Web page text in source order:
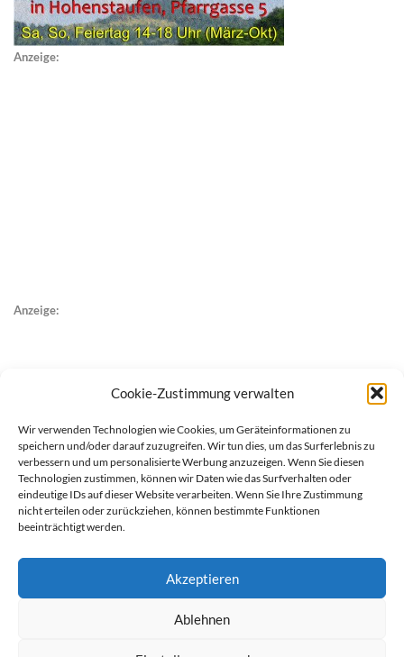
Cookie-Zustimmung verwalten
Wir verwenden Technologien wie Cookies, um Geräteinformationen zu
speichern und/oder darauf zuzugreifen. Wir tun dies, um das Surferlebnis zu
verbessern und um personalisierte Werbung anzuzeigen. Wenn Sie diesen
Technologien zustimmen, können wir Daten wie das Surfverhalten oder
eindeutige IDs auf dieser Website verarbeiten. Wenn Sie Ihre Zustimmung
nicht erteilen oder zurückziehen, können bestimmte Funktionen
beeinträchtigt werden.
Akzeptieren
Ablehnen
Anzeige:
Anzeige: